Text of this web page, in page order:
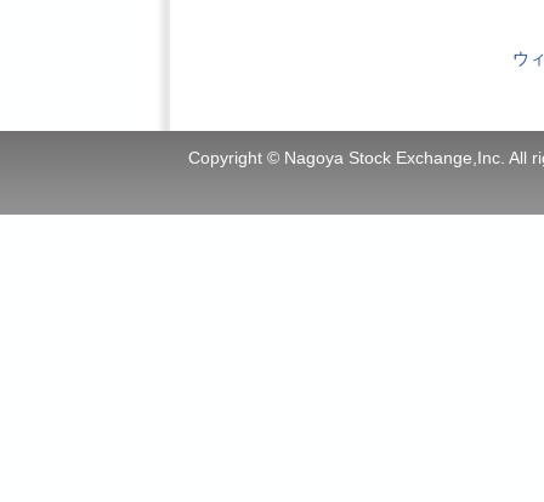
ウ
Copyright © Nagoya Stock Exchange,Inc. All